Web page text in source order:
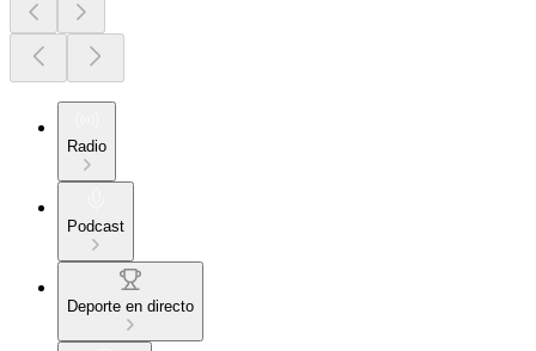
Radio
Podcast
Deporte en directo